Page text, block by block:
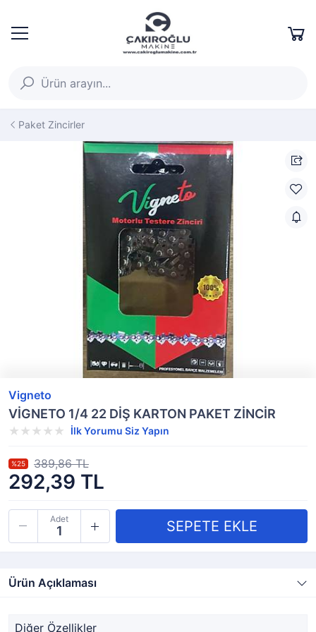
Paket Zincirler
Vigneto
VİGNETO 1/4 22 DİŞ KARTON PAKET ZİNCİR
İlk Yorumu Siz Yapın
292,39 TL
%25 389,86 TL
Adet
Ürün Açıklaması
Diğer Özellikler